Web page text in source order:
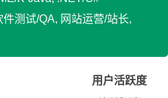
测试/QA, 网站运营/站长,
用户活跃度